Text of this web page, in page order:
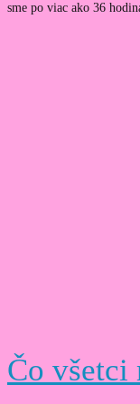
sme po viac ako 36
Čo všetci